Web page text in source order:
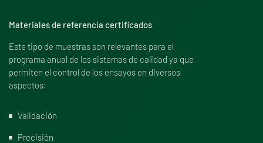
Materiales de referencia certificados
Este tipo de muestras son relevantes para el
programa anual de los sistemas de calidad ya que
permiten el control de los ensayos en diversos
aspectos:
Validación
Precisión